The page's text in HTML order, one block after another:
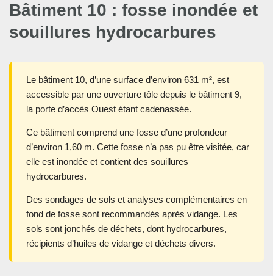
Bâtiment 10 : fosse inondée et
souillures hydrocarbures
Le bâtiment 10, d’une surface d’environ 631 m², est
accessible par une ouverture tôle depuis le bâtiment 9,
la porte d’accès Ouest étant cadenassée.
Ce bâtiment comprend une fosse d’une profondeur
d’environ 1,60 m. Cette fosse n’a pas pu être visitée, car
elle est inondée et contient des souillures
hydrocarbures.
Des sondages de sols et analyses complémentaires en
fond de fosse sont recommandés après vidange. Les
sols sont jonchés de déchets, dont hydrocarbures,
récipients d’huiles de vidange et déchets divers.